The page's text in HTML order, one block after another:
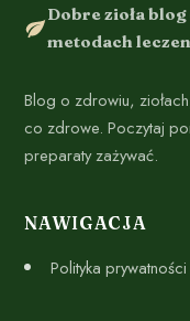
Dobre zioła
metodach
Blog o zdrowiu,
co zdrowe. Poczytaj
preparaty zażywać.
NAWIGACJA
Polityka prywatności